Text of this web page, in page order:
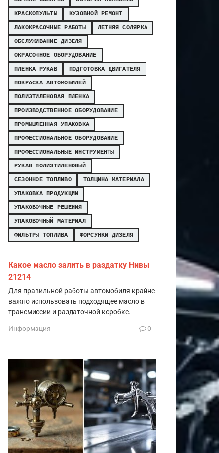
КРАСКОПУЛЬТЫ
КУЗОВНОЙ РЕМОНТ
ЛАКОКРАСОЧНЫЕ РАБОТЫ
ЛЕТНЯЯ СОЛЯРКА
ОБСЛУЖИВАНИЕ ДИЗЕЛЯ
ОКРАСОЧНОЕ ОБОРУДОВАНИЕ
ПЛЕНКА РУКАВ
ПОДГОТОВКА ДВИГАТЕЛЯ
ПОКРАСКА АВТОМОБИЛЕЙ
ПОЛИЭТИЛЕНОВАЯ ПЛЕНКА
ПРОИЗВОДСТВЕННОЕ ОБОРУДОВАНИЕ
ПРОМЫШЛЕННАЯ УПАКОВКА
ПРОФЕССИОНАЛЬНОЕ ОБОРУДОВАНИЕ
ПРОФЕССИОНАЛЬНЫЕ ИНСТРУМЕНТЫ
РУКАВ ПОЛИЭТИЛЕНОВЫЙ
СЕЗОННОЕ ТОПЛИВО
ТОЛЩИНА МАТЕРИАЛА
УПАКОВКА ПРОДУКЦИИ
УПАКОВОЧНЫЕ РЕШЕНИЯ
УПАКОВОЧНЫЙ МАТЕРИАЛ
ФИЛЬТРЫ ТОПЛИВА
ФОРСУНКИ ДИЗЕЛЯ
Какое масло залить в раздатку Нивы
21214
Для правильной работы автомобиля крайне
важно использовать подходящее масло в
трансмиссии и раздаточной коробке.
Информация 0